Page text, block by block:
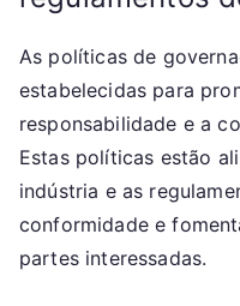
As políticas de
estabelecidas para
responsabilidade e a
Estas políticas estão
indústria e as
conformidade e
partes interessadas.